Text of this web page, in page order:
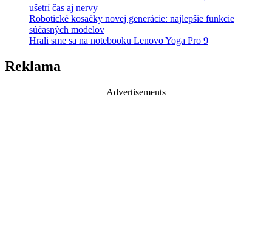
ušetrí čas aj nervy
Robotické kosačky novej generácie: najlepšie funkcie
súčasných modelov
Hrali sme sa na notebooku Lenovo Yoga Pro 9
Reklama
Advertisements